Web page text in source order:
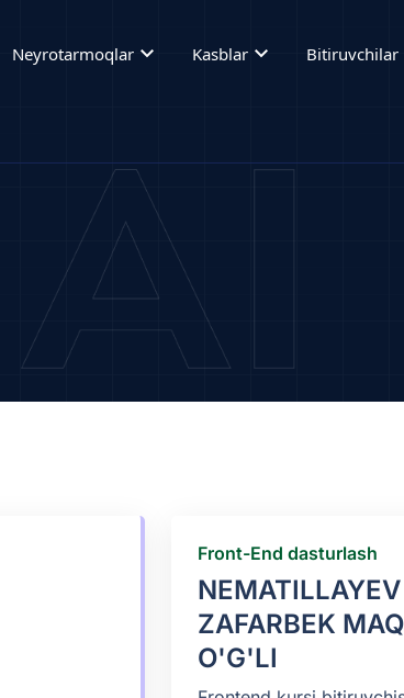
Neyrotarmoqlarexpand_more Kasblarexpand_more Bitiruvchilar
Front-End dasturlash
NEMATILLAYEV
ZAFARBEK
O'G'LI